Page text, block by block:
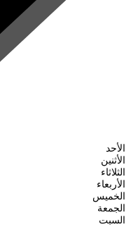
الأحد
الأثنين
الثلاثاء
الأربعاء
الخميس
الجمعة
السبت